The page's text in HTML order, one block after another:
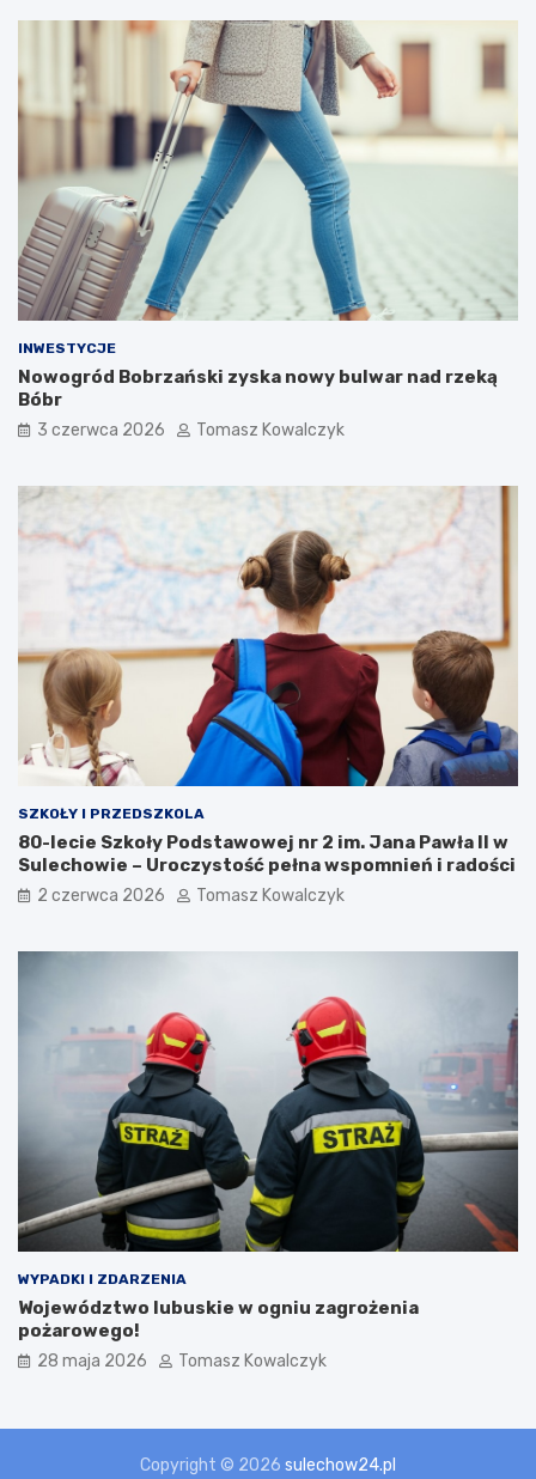
INWESTYCJE
Nowogród Bobrzański zyska nowy bulwar nad rzeką
Bóbr
3 czerwca 2026 Tomasz Kowalczyk
SZKOŁY I PRZEDSZKOLA
80-lecie Szkoły Podstawowej nr 2 im. Jana Pawła II w
Sulechowie – Uroczystość pełna wspomnień i radości
2 czerwca 2026 Tomasz Kowalczyk
WYPADKI I ZDARZENIA
Województwo lubuskie w ogniu zagrożenia
pożarowego!
28 maja 2026 Tomasz Kowalczyk
Copyright © 2026 sulechow24.pl